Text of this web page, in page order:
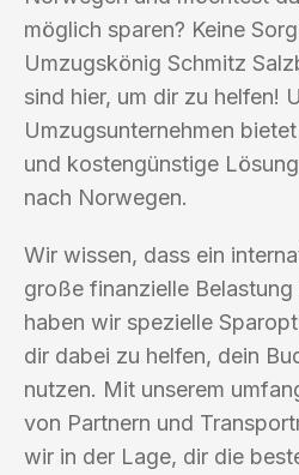
möglich sparen? Keine
Umzugskönig Schmitz
sind hier, um dir zu helfen!
Umzugsunternehmen
und kostengünstige
nach Norwegen.
Wir wissen, dass ein
große finanzielle
haben wir spezielle
dir dabei zu helfen, dein
nutzen. Mit unserem
von Partnern und
wir in der Lage, dir die